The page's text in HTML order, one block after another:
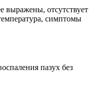
выражены, отсутствует
симптомы
пазух без